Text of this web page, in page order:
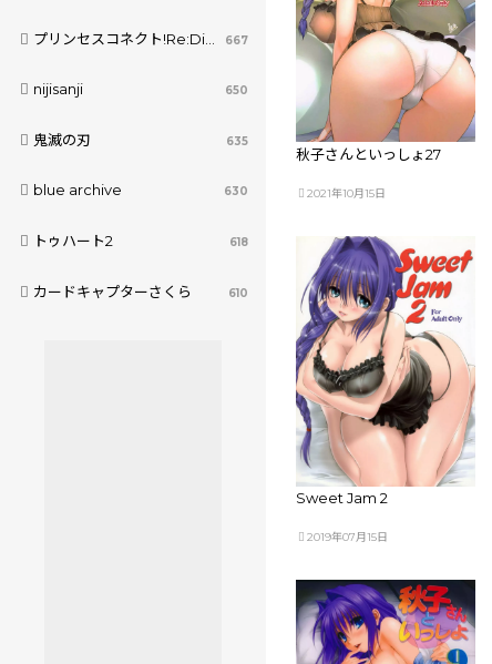
プリンセスコネクト!Re:Dive 667
nijisanji 650
鬼滅の刃 635
blue archive 630
トゥハート2 618
カードキャプターさくら 610
秋子さんといっしょ27
2021年10月15日
Sweet Jam 2
2019年07月15日